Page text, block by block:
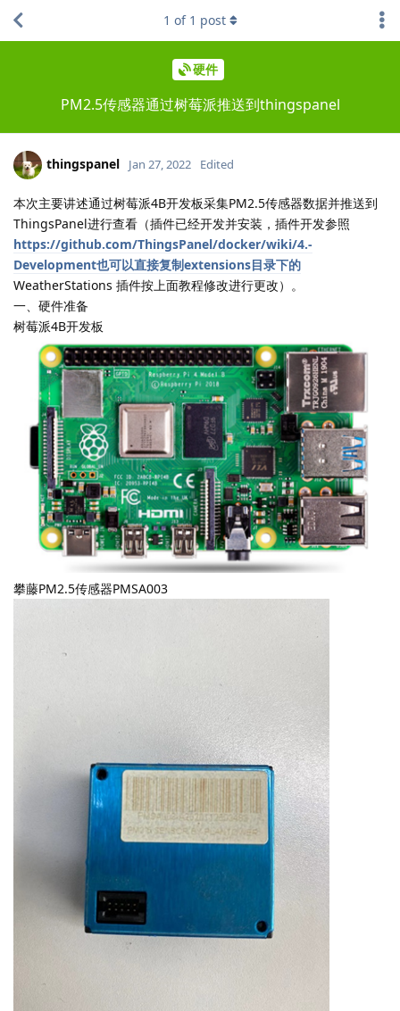
硬件
PM2.5传感器通过树莓派推送到thingspanel
1 of 1 post
thingspanel Jan 27, 2022 Edited
本次主要讲述通过树莓派4B开发板采集PM2.5传感器数据并推送到
ThingsPanel进行查看（插件已经开发并安装，插件开发参照
https://github.com/ThingsPanel/docker/wiki/4.-
Development也可以直接复制extensions目录下的
WeatherStations 插件按上面教程修改进行更改）。
一、硬件准备
树莓派4B开发板
攀藤PM2.5传感器PMSA003